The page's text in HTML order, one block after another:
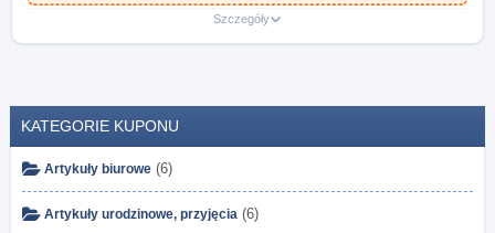
Szczegóły
KATEGORIE KUPONU
Artykuły biurowe (6)
Artykuły urodzinowe, przyjęcia (6)